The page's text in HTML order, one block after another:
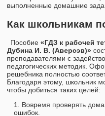
выполненные домашние
Как школьникам
Пособие «ГДЗ к рабочей
Дубина И. В. (Аверсэв)»
преподавателями с
педагогических методик.
решебника полностью
Благодаря этому, школьник
чтобы добиться таких целей:
Вовремя проверять
ошибок.